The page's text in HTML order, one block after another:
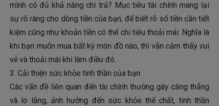
mình có đủ khả năng chi trả? Mục tiêu tài chính mang lại
sự rõ ràng cho dòng tiền của bạn, để biết rõ số tiền cần tiết
kiệm cũng như khoản tiền có thể chi tiêu thoải mái. Nghĩa là
khi bạn muốn mua bất kỳ món đồ nào, thì vẫn cảm thấy vui
vẻ và thoải mái khi làm điều đó.
3. Cải thiện sức khỏe tinh thần của bạn
Các vấn đề liên quan đến tài chính thường gây căng thẳng
và lo lắng, ảnh hưởng đến sức khỏe thể chất, tinh thần